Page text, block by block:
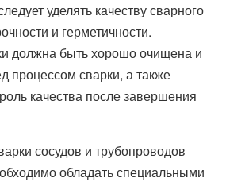
уделять качеству сварного
и герметичности.
должна быть хорошо очищена и
процессом сварки, а также
качества после завершения
сосудов и трубопроводов
обладать специальными